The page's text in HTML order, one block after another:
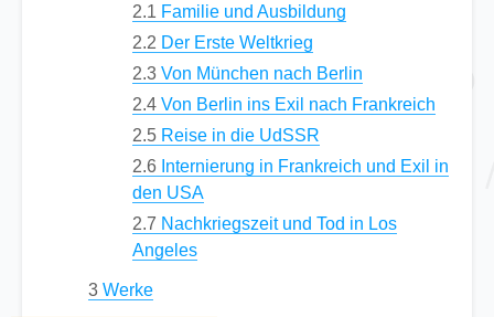
2.1 Familie und Ausbildung
2.2 Der Erste Weltkrieg
2.3 Von München nach Berlin
2.4 Von Berlin ins Exil nach Frankreich
2.5 Reise in die UdSSR
2.6 Internierung in Frankreich und Exil in
den USA
2.7 Nachkriegszeit und Tod in Los
Angeles
3 Werke